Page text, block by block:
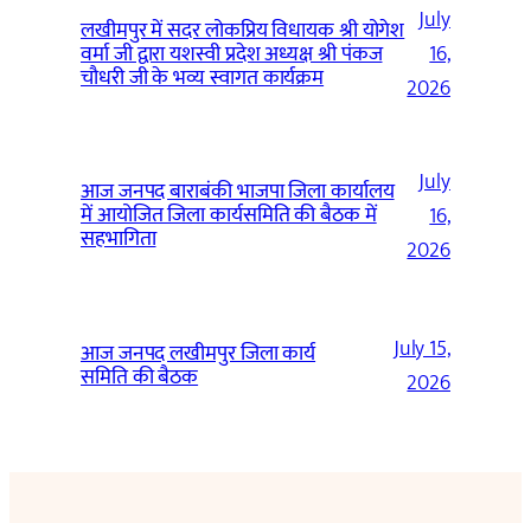
लखीमपुर में सदर लोकप्रिय विधायक श्री योगेश
वर्मा जी द्वारा यशस्वी प्रदेश अध्यक्ष श्री पंकज
चौधरी जी के भव्य स्वागत कार्यक्रम
July
16,
2026
आज जनपद बाराबंकी भाजपा जिला कार्यालय
में आयोजित जिला कार्यसमिति की बैठक में
सहभागिता
July
16,
2026
आज जनपद लखीमपुर जिला कार्य
समिति की बैठक
July 15,
2026